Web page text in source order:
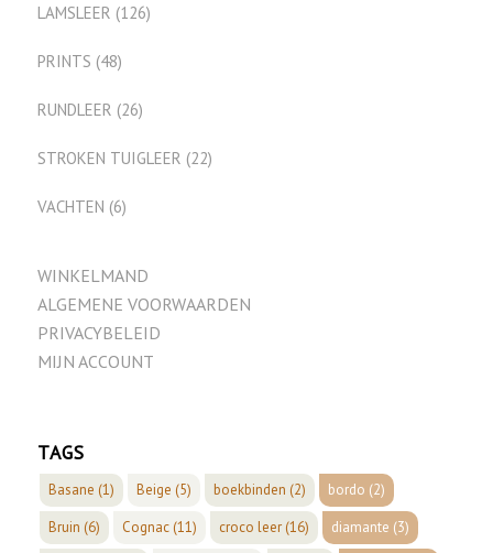
LAMSLEER (126)
PRINTS (48)
RUNDLEER (26)
STROKEN TUIGLEER (22)
VACHTEN (6)
WINKELMAND
ALGEMENE VOORWAARDEN
PRIVACYBELEID
MIJN ACCOUNT
TAGS
Basane (1) Beige (5) boekbinden (2) bordo (2)
Bruin (6) Cognac(11) croco leer(16) diamante (3)